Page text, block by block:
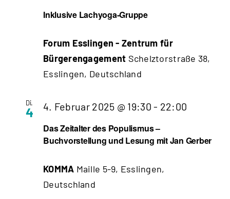
Inklusive Lachyoga-Gruppe
Forum Esslingen - Zentrum für
Bürgerengagement Schelztorstraße 38,
Esslingen, Deutschland
Di.
4
Das Zeitalter des Populismus –
Buchvorstellung und Lesung mit Jan Gerber
4. Februar 2025 @ 19:30 - 22:00
KOMMA Maille 5-9, Esslingen,
Deutschland